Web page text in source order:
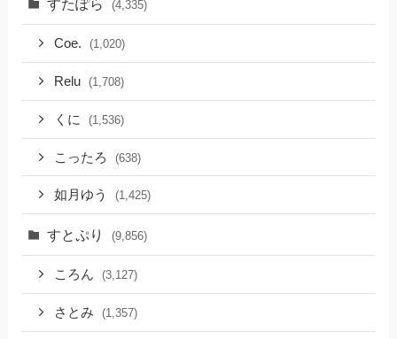
すたぽら (4,335)
Coe. (1,020)
Relu (1,708)
くに (1,536)
こったろ (638)
如月ゆう (1,425)
すとぷり (9,856)
ころん (3,127)
さとみ (1,357)